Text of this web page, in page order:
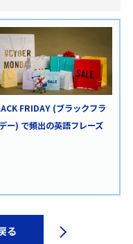
FRIDAY (ブラックフラ
ー) で頻出の英語フレーズ
る